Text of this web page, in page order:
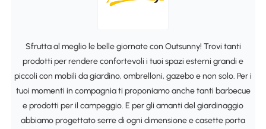
Sfrutta al meglio le belle giornate con Outsunny! Trovi tanti
prodotti per rendere confortevoli i tuoi spazi esterni grandi e
piccoli con mobili da giardino, ombrelloni, gazebo e non solo. Per i
tuoi momenti in compagnia ti proponiamo anche tanti barbecue
e prodotti per il campeggio. E per gli amanti del giardinaggio
abbiamo progettato serre di ogni dimensione e casette porta